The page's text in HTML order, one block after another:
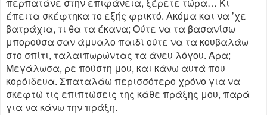
περπατάνε στην επιφάνεια, ξέρετε τώρα… Κι
έπειτα σκέφτηκα το εξής φρικτό. Ακόμα και να ’χε
βατράχια, τι θα τα έκανα; Ούτε να τα βασανίσω
μπορούσα σαν άμυαλο παιδί ούτε να τα κουβαλάω
στο σπίτι, ταλαιπωρώντας τα άνευ λόγου. Άρα;
Μεγάλωσα, ρε πούστη μου, και κάνω αυτά που
κορόιδευα. Σπαταλάω περισσότερο χρόνο για να
σκεφτώ τις επιπτώσεις της κάθε πράξης μου, παρά
για να κάνω την πράξη.